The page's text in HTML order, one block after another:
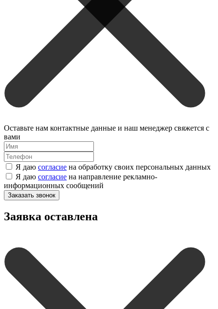
Оставьте нам контактные данные и наш менеджер свяжется с
вами
Я даю согласие на обработку своих персональных данных
Я даю согласие на направление рекламно-
информационных сообщений
Заказать звонок
Заявка оставлена